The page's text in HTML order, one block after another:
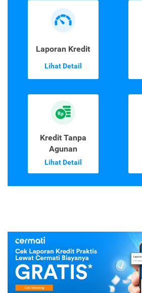
Laporan Kredit
Lihat Detail
Kredit Tanpa
Agunan
Lihat Detail